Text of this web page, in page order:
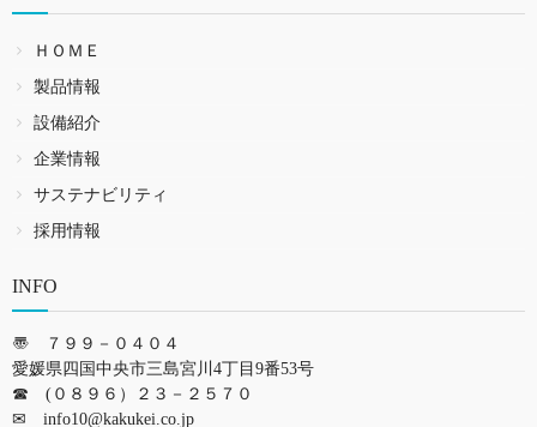
ＨＯＭＥ
製品情報
設備紹介
企業情報
サステナビリティ
採用情報
INFO
〠 ７９９－０４０４
愛媛県四国中央市三島宮川4丁目9番53号
☎ (０８９６）２３－２５７０
✉ info10@kakukei.co.jp